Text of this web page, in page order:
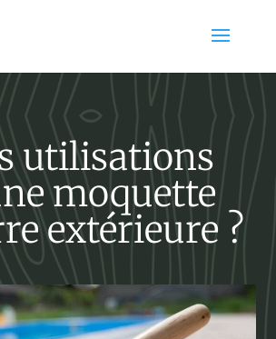
utilisations
moquette
extérieure ?